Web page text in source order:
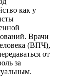
как у
Врачи
(ВПЧ),
от
за